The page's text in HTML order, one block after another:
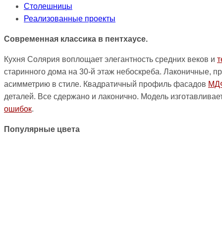
Столешницы
Реализованные проекты
Современная классика в пентхаусе.
Кухня Солярия воплощает элегантность средних веков и
старинного дома на 30-й этаж небоскреба. Лаконичные,
асимметрию в стиле. Квадратичный профиль фасадов
деталей. Все сдержано и лаконично. Модель
ошибок.
Популярные цвета